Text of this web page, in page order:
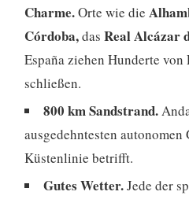
Charme.Orte wie die
Córdoba,das Real Alcázar
España ziehen Hunderte
schließen.
800 km Sandstrand.
ausgedehntesten
Küstenlinie betrifft.
Gutes Wetter.Jede der